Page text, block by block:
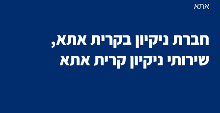
אתא
חברת ניקיון בקרית אתא,
שירותי ניקיון קרית אתא